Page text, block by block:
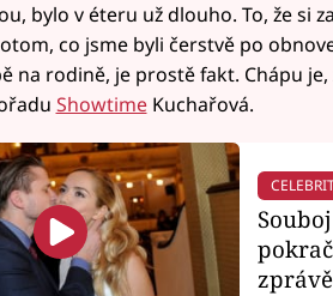
bylo v éteru už dlouho. To, že si
co jsme byli čerstvě po
na rodině, je prostě fakt. Chápu
ShowtimeKuchařová.